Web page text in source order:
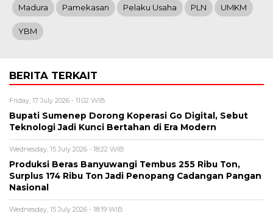
Madura Pamekasan Pelaku Usaha PLN UMKM
YBM
BERITA TERKAIT
Friday, 17 July 2026 - 11:02 WIB
Bupati Sumenep Dorong Koperasi Go Digital, Sebut
Teknologi Jadi Kunci Bertahan di Era Modern
Wednesday, 15 July 2026 - 18:22 WIB
Produksi Beras Banyuwangi Tembus 255 Ribu Ton,
Surplus 174 Ribu Ton Jadi Penopang Cadangan Pangan
Nasional
Wednesday, 15 July 2026 - 18:19 WIB